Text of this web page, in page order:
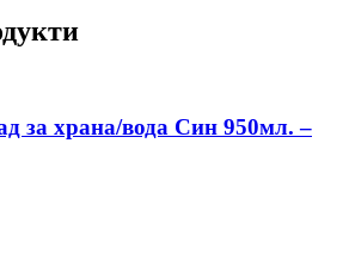
за храна/вода Син 950мл. –